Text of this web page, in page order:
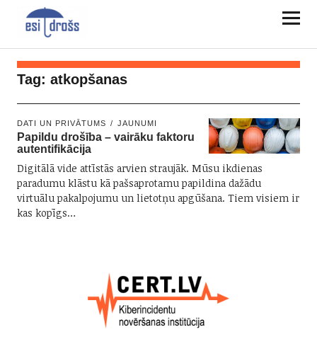
Tag: atkopšanas
DATI UN PRIVĀTUMS JAUNUMI
Papildu drošība – vairāku faktoru
autentifikācija
Digitālā vide attīstās arvien straujāk. Mūsu ikdienas
paradumu klāstu kā pašsaprotamu papildina dažādu
virtuālu pakalpojumu un lietotņu apgūšana. Tiem visiem ir
kas kopīgs…